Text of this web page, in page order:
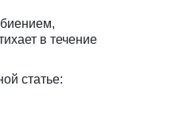
в течение
статье: